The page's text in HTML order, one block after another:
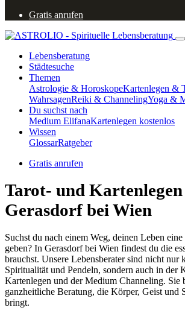
Gratis anrufen
Lebensberatung
Städtesuche
Themen
Astrologie & HoroskopeKartenlegen &
WahrsagenReiki & ChannelingYoga &
Du suchst nach
Medium ElifanaKartenlegen kostenlos
Wissen
GlossarRatgeber
Gratis anrufen
Tarot- und
Gerasdorf bei Wien
Suchst du nach einem Weg, deinen Leben
geben? In Gerasdorf bei Wien findest du die
brauchst. Unsere Lebensberater sind nicht nur
Spiritualität und Pendeln, sondern auch in der
Kartenlegen und der Medium Channeling. Sie
ganzheitliche Beratung, die Körper, Geist und
bringt.